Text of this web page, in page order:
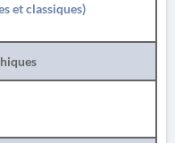
et classiques)